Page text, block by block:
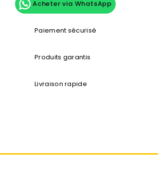
Acheter via WhatsApp
Paiement sécurisé
Produits garantis
Livraison rapide